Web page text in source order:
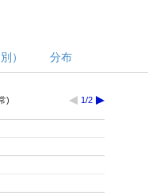
） 分布
) 1/2